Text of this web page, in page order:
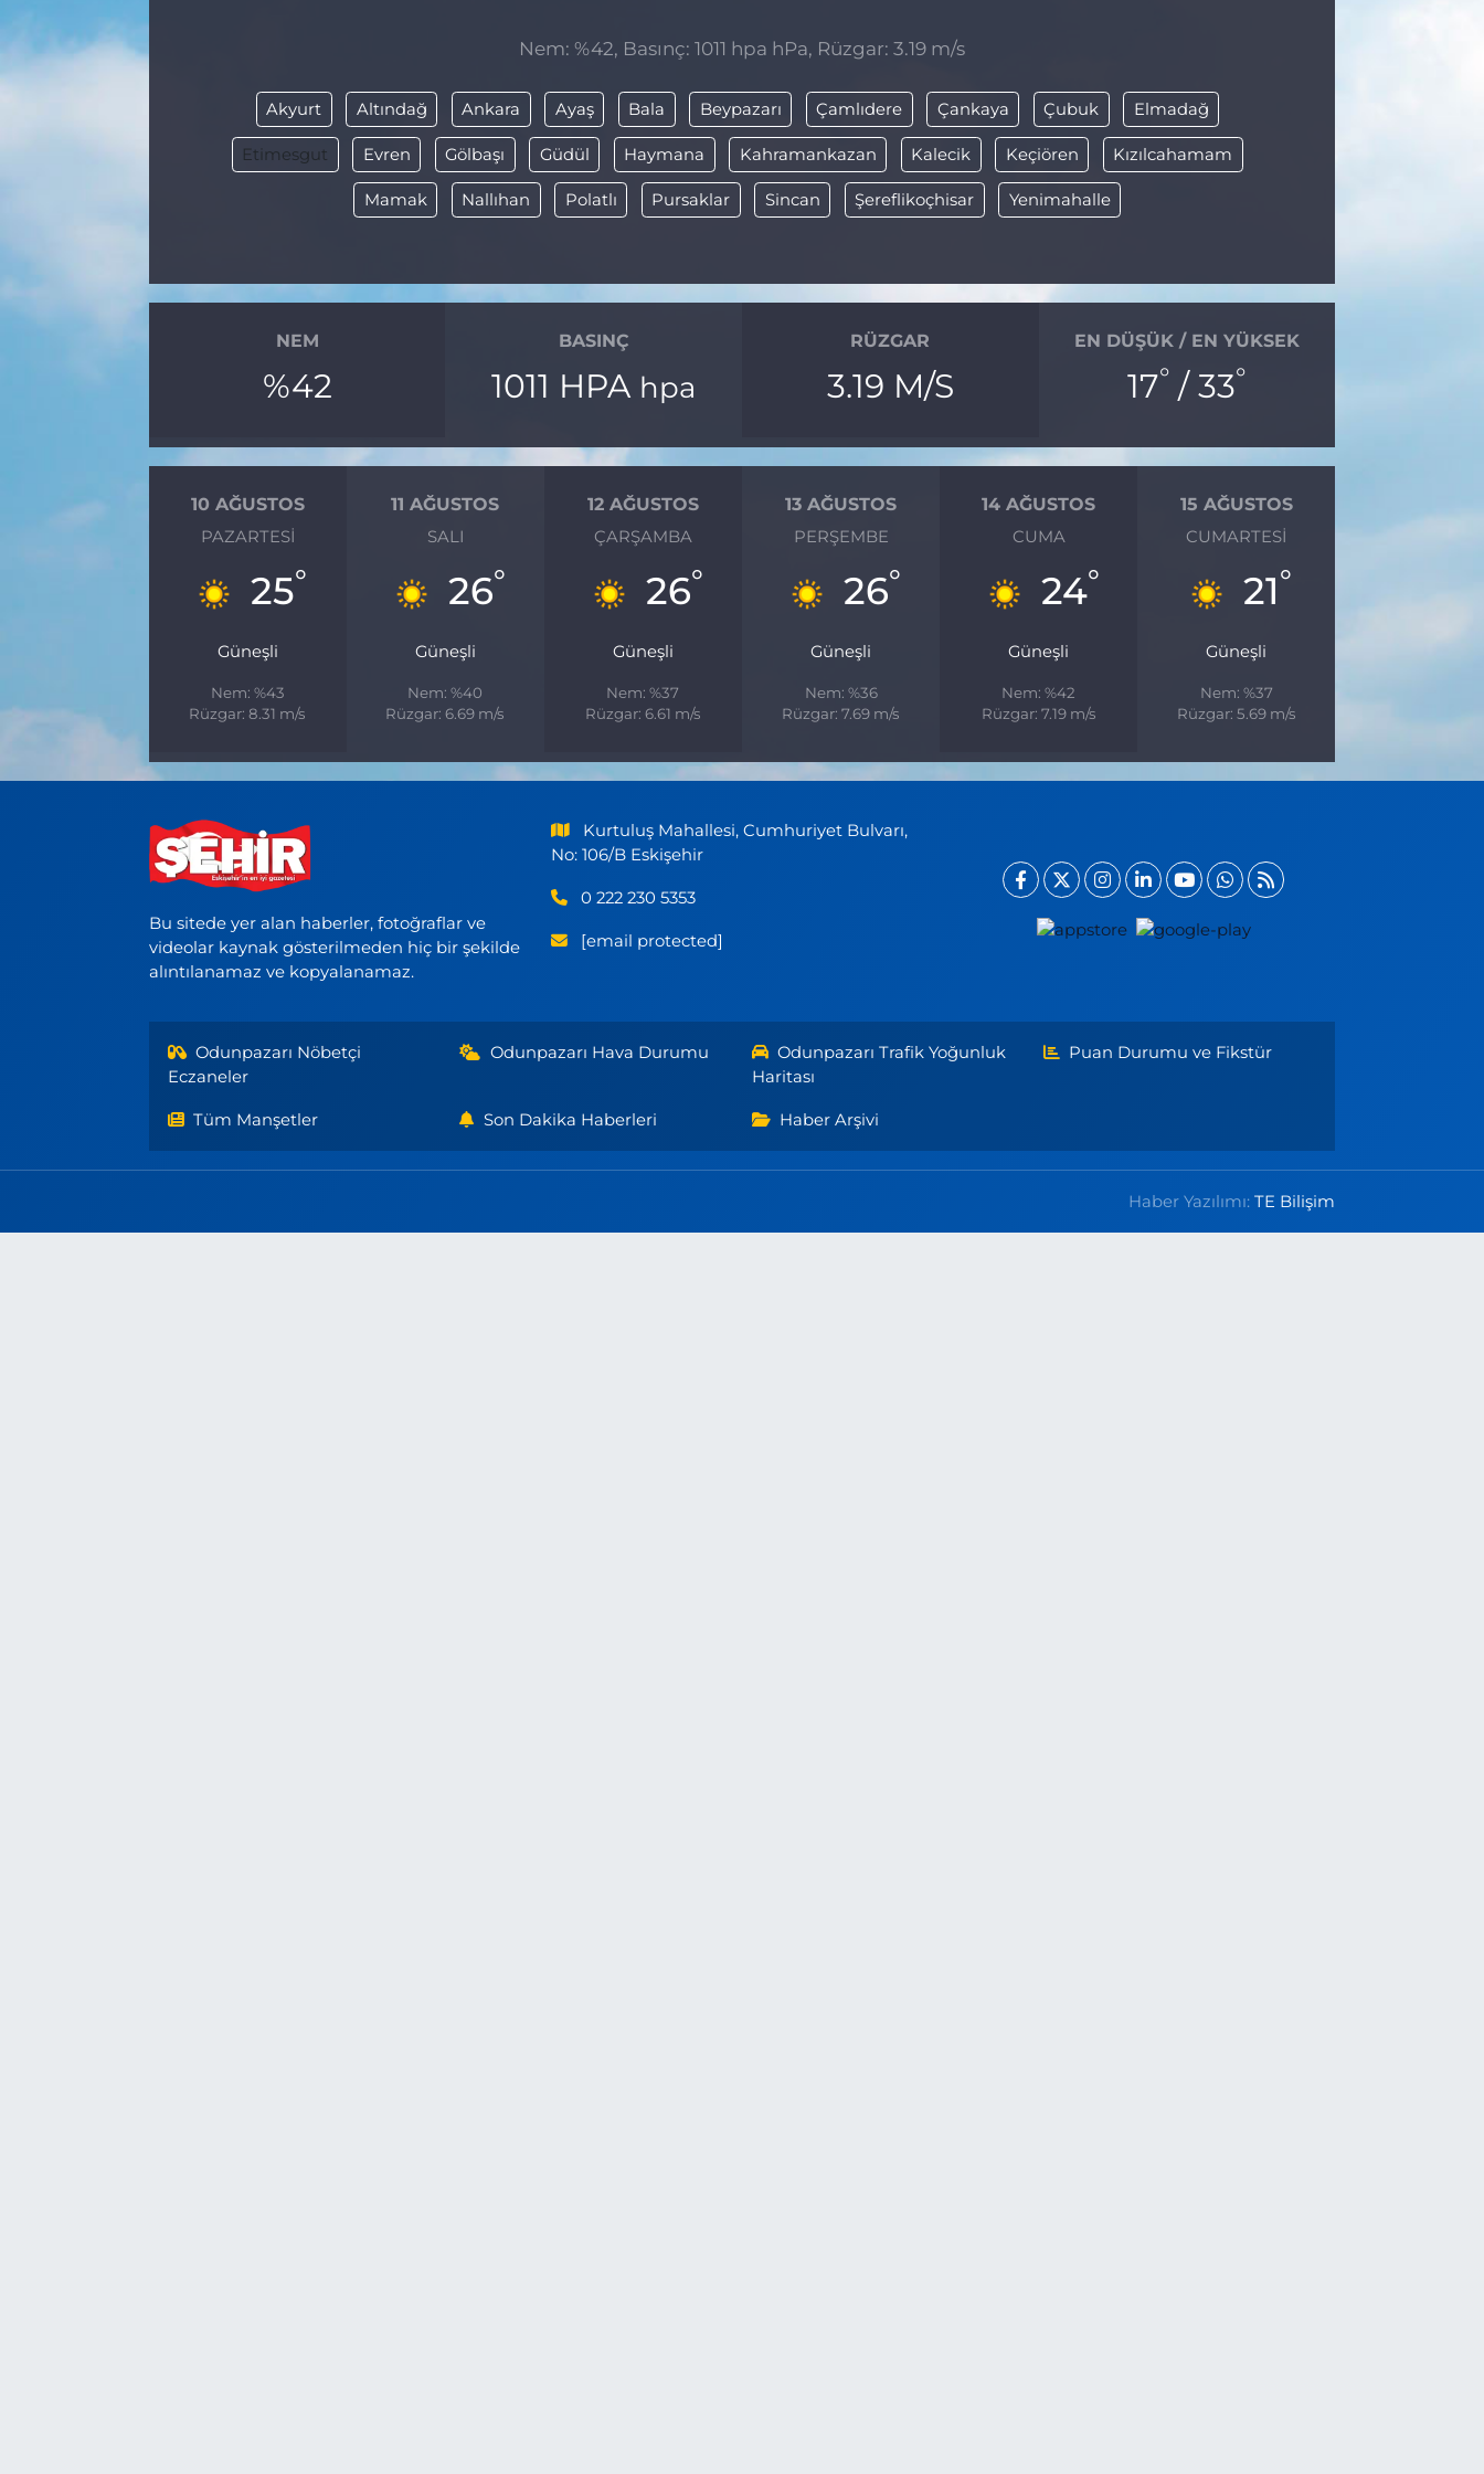
Nem: %42, Basınç: 1011 hpa hPa, Rüzgar: 3.19 m/s
Akyurt Altındağ Ankara Ayaş Bala Beypazarı Çamlıdere Çankaya Çubuk Elmadağ
Etimesgut Evren Gölbaşı Güdül Haymana Kahramankazan Kalecik Keçiören Kızılcahamam
Mamak Nallıhan Polatlı Pursaklar Sincan Şereflikoçhisar Yenimahalle
NEM
%42
BASINÇ
1011 HPA hpa
RÜZGAR
3.19 M/S
EN DÜŞÜK / EN YÜKSEK
17° / 33°
10 AĞUSTOS
PAZARTESI
25°
Güneşli
Nem: %43
Rüzgar: 8.31 m/s
11 AĞUSTOS
SALI
26°
Güneşli
Nem: %40
Rüzgar: 6.69 m/s
12 AĞUSTOS
ÇARŞAMBA
26°
Güneşli
Nem: %37
Rüzgar: 6.61 m/s
13 AĞUSTOS
PERŞEMBE
26°
Güneşli
Nem: %36
Rüzgar: 7.69 m/s
14 AĞUSTOS
CUMA
24°
Güneşli
Nem: %42
Rüzgar: 7.19 m/s
15 AĞUSTOS
CUMARTESI
21°
Güneşli
Nem: %37
Rüzgar: 5.69 m/s
Bu sitede yer alan haberler, fotoğraflar ve
videolar kaynak gösterilmeden hiç bir şekilde
alıntılanamaz ve kopyalanamaz.
Kurtuluş Mahallesi, Cumhuriyet Bulvarı,
No: 106/B Eskişehir
0 222 230 5353
[email protected]
Odunpazarı Nöbetçi
Eczaneler
Odunpazarı Hava Durumu
Odunpazarı Trafik Yoğunluk
Haritası
Puan Durumu ve Fikstür
Tüm Manşetler Son Dakika Haberleri Haber Arşivi
Haber Yazılımı:TE Bilişim
BÖLGE